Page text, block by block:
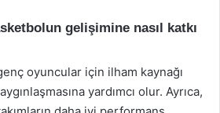
gelişimine nasıl katkı
oyuncular için ilham kaynağı
yardımcı olur. Ayrıca,